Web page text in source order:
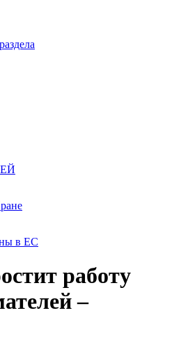
в ЕС
работу
–